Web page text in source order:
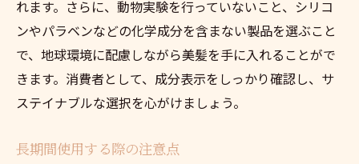
れます。さらに、動物実験を行っていないこと、シリコ
ンやパラベンなどの化学成分を含まない製品を選ぶこと
で、地球環境に配慮しながら美髪を手に入れることがで
きます。消費者として、成分表示をしっかり確認し、サ
ステイナブルな選択を心がけましょう。
長期間使用する際の注意点